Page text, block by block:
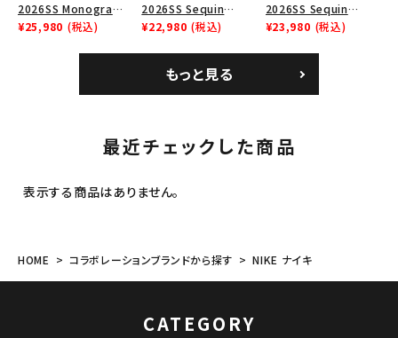
2026SS Monogram
Crusher Hat モノグラ
¥25,980 (税込)
2026SS Sequin
Denim Classic Logo
6パネルキャップ インデ
ィゴ
¥22,980 (税込)
2026SS Sequin
Denim Classic Logo
6パネルキャップ ナチュ
ラル
¥23,980 (税込)
もっと見る
最近チェックした商品
表示する商品はありません。
HOME コラボレーションブランドから探す NIKE ナイキ
CATEGORY